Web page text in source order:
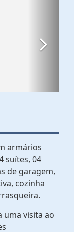
armários
suítes, 04
de garagem,
cozinha
uma visita ao